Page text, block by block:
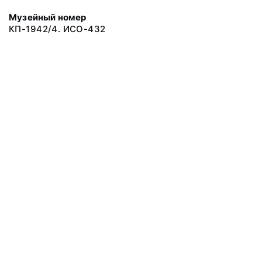
Музейный номер
КП-1942/4. ИСО-432